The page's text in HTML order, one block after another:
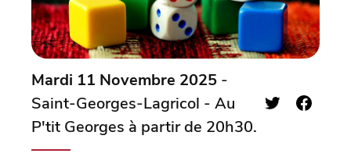
Mardi 11 Novembre 2025 -
Saint-Georges-Lagricol - Au
P'tit Georges à partir de 20h30.